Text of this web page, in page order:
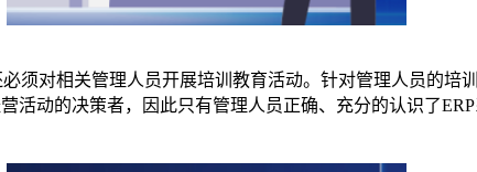
须对相关管理人员开展培训教育活动。针对管理人员的培
活动的决策者，因此只有管理人员正确、充分的认识了